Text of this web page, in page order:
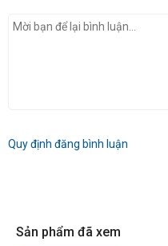
Quy định đăng bình luận
Sản phẩm đã xem